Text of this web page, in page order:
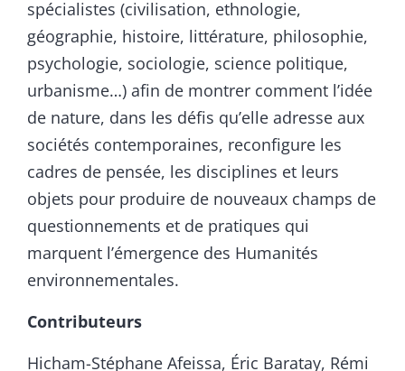
spécialistes (civilisation, ethnologie,
géographie, histoire, littérature, philosophie,
psychologie, sociologie, science politique,
urbanisme…) afin de montrer comment l’idée
de nature, dans les défis qu’elle adresse aux
sociétés contemporaines, reconfigure les
cadres de pensée, les disciplines et leurs
objets pour produire de nouveaux champs de
questionnements et de pratiques qui
marquent l’émergence des Humanités
environnementales.
Contributeurs
Hicham-Stéphane Afeissa, Éric Baratay, Rémi